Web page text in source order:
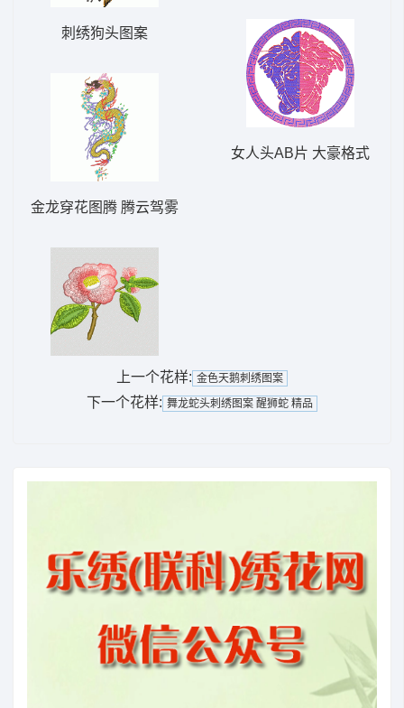
刺绣狗头图案
金龙穿花图腾 腾云驾雾
女人头AB片 大豪格式
上一个花样: 金色天鹅刺绣图案
下一个花样: 舞龙蛇头刺绣图案 醒狮蛇 精品